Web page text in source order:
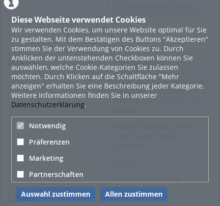
Diese Webseite verwendet Cookies
Wir verwenden Cookies, um unsere Website optimal für Sie
zu gestalten. Mit dem Bestätigen des Buttons "Akzeptieren"
stimmen Sie der Verwendung von Cookies zu. Durch
Anklicken der untenstehenden Checkboxen können Sie
auswählen, welche Cookie-Kategorien Sie zulassen
möchten. Durch Klicken auf die Schaltfläche "Mehr
anzeigen" erhalten Sie eine Beschreibung jeder Kategorie.
Weitere Informationen finden Sie in unserer
Datenschutzerklärung.
Notwendig
Präferenzen
Marketing
Partnerschaften
Auswahl zustimmen Allen zustimmen
About Legal Info
Terms and Conditions for the
Usage of this ViMP based
website (including all sub-
Links